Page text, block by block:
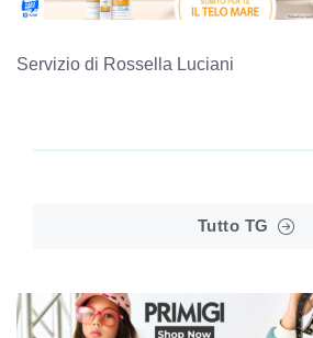
Servizio di Rossella Luciani
Tutto TG